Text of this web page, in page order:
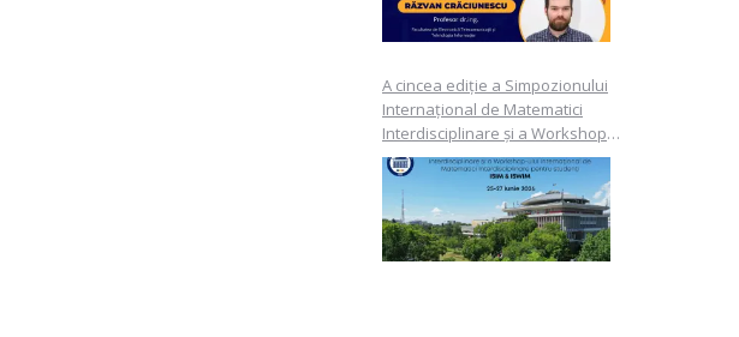
A cincea ediție a Simpozionului
Internațional de Matematici
Interdisciplinare și a Workshop-
ului Internațional de Matematici
Interdisciplinare pentru studenți
ISIM & ISWIM